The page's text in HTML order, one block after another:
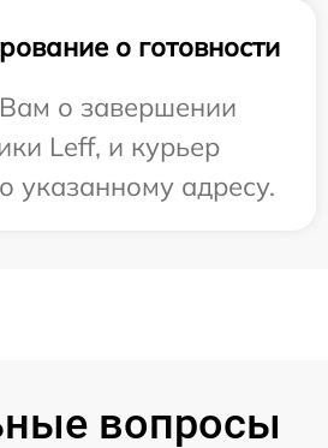
о готовности
о завершении
Leff, и курьер
указанному адресу.
вопросы